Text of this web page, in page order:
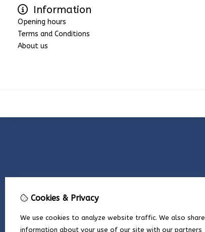
Information
Opening hours
Terms and Conditions
About us
Cookies & Privacy
We use cookies to analyze website traffic. We also share
information about your use of our site with our partners